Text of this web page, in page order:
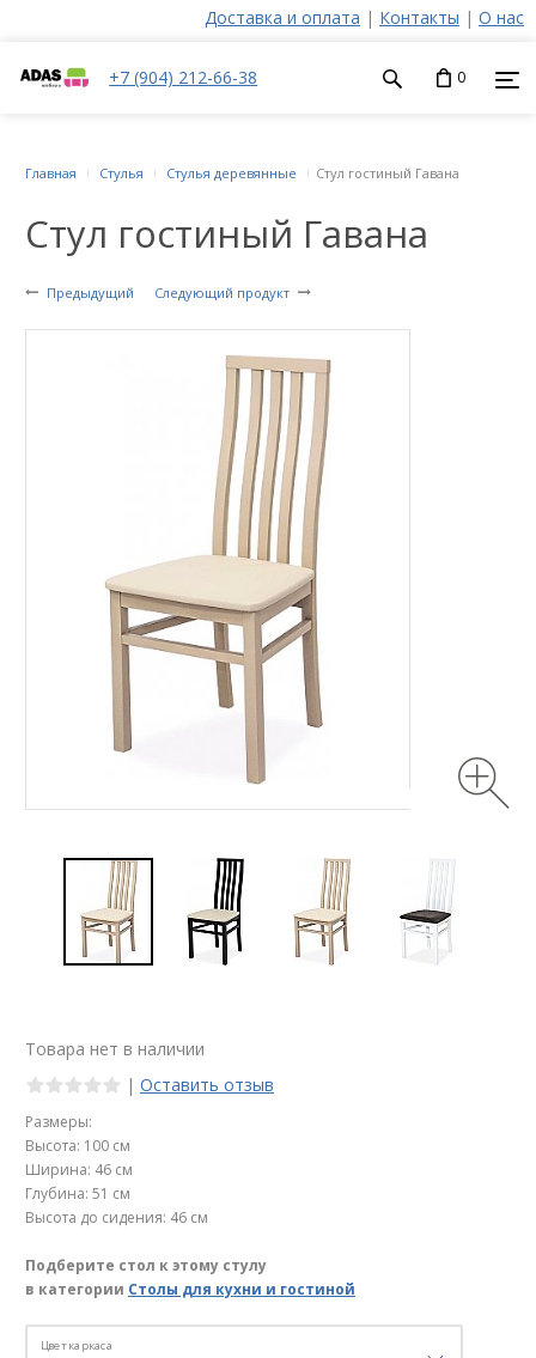
Доставка и оплата | Контакты | О нас
+7 (904) 212-66-38 0
Стул гостиный Гавана
Предыдущий Следующий продукт
Главная Стулья Стулья деревянные Стул гостиный Гавана
Товара нет в наличии
| Оставить отзыв
Размеры:
Высота: 100 см
Ширина: 46 см
Глубина: 51 см
Высота до сидения: 46 см
Подберите стол к этому стулу
в категории Столы для кухни и гостиной
Цвет каркаса